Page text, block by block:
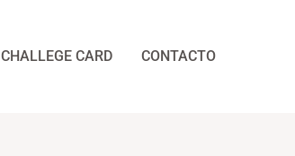
CHALLEGE CARD CONTACTO